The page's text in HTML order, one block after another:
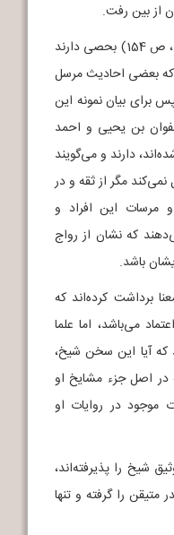
از بین رفت.
شیخ در العدة فی علم الأصول (ج 1، ص 154) بحصی دارند
بعضی احادیث مرسل
بیان نمونه این
بن یحیی و احمد
دارند و می‌گویند
نمی‌کند مگر از ثقه و در
مرسات این افراد و
که نشان از رواج
باشد.
برداشت کرده‌اند که
می‌باشد، اما علما
که آیا این سخن شیخ،
در اصل جزء مشایخ او
موجود در روایات او
شیخ را پذیرفته‌اند،
متیقن را گرفته و تنها